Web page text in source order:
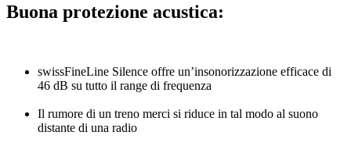
Buona protezione acustica:
swissFineLine Silence offre un’insonorizzazione efficace di
46 dB su tutto il range di frequenza
Il rumore di un treno merci si riduce in tal modo al suono
distante di una radio